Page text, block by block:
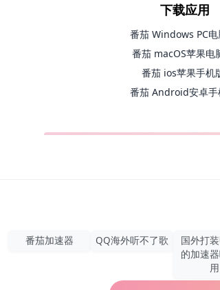
下载应用
番茄 Windows PC电
番茄 macOS苹果电
番茄 ios苹果手机
番茄 Android安卓手
番茄加速器 QQ海外听不了歌
国外打
的加速
用